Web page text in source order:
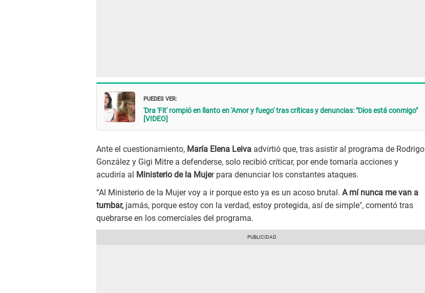
PUEDES VER:
'Dra 'Fit' rompió en llanto en 'Amor y fuego' tras críticas y denuncias: "Dios está conmigo"
[VIDEO]
Ante el cuestionamiento, María Elena Leiva advirtió que, tras asistir al programa de Rodrigo
González y Gigi Mitre a defenderse, solo recibió críticar, por ende tomaría acciones y
acudiría al
Ministerio de la Mujer para denunciar los constantes ataques.
“Al Ministerio de la Mujer voy a ir porque esto ya es un acoso brutal. A mí nunca me van a
tumbar, jamás, porque estoy con la verdad, estoy protegida, así de simple", comentó tras
quebrarse en los comerciales del programa.